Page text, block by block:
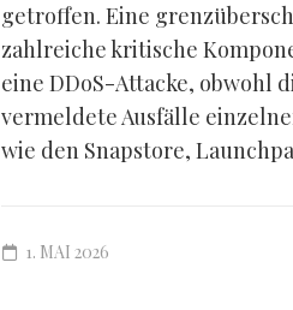
getroffen. Eine
zahlreiche kritische
eine DDoS-Attacke, obwohl
vermeldete Ausfälle
wie den Snapstore,
1. MAI 2026